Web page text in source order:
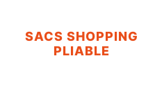
SACS SHOPPING
PLIABLE